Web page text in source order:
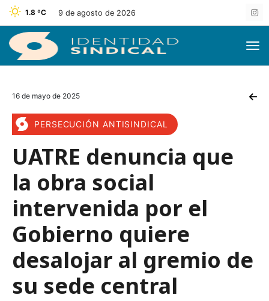
1.8 ºC 9 de agosto de 2026
16 de mayo de 2025
PERSECUCIÓN ANTISINDICAL
UATRE denuncia que
la obra social
intervenida por el
Gobierno quiere
desalojar al gremio de
su sede central